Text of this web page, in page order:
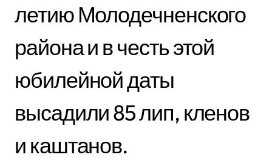
летию Молодечненского
района и в честь этой
юбилейной даты
высадили 85 лип, кленов
и каштанов.